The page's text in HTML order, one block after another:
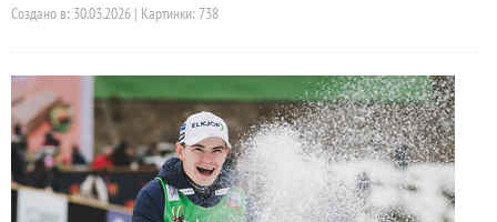
Создано в: 30.03.2026 | Картинки: 738